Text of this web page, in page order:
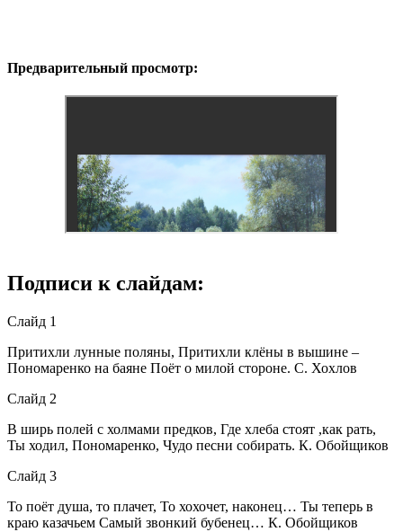
Предварительный просмотр:
Подписи к слайдам:
Слайд 1
Притихли лунные поляны, Притихли клёны в вышине –
Пономаренко на баяне Поёт о милой стороне. С. Хохлов
Слайд 2
В ширь полей с холмами предков, Где хлеба стоят ,как рать,
Ты ходил, Пономаренко, Чудо песни собирать. К. Обойщиков
Слайд 3
То поёт душа, то плачет, То хохочет, наконец… Ты теперь в
краю казачьем Самый звонкий бубенец… К. Обойщиков